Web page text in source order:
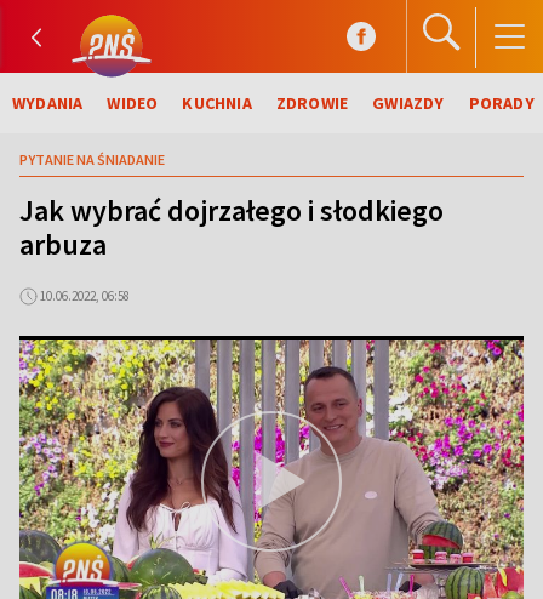
WYDANIA WIDEO KUCHNIA ZDROWIE GWIAZDY PORADY
PYTANIE NA ŚNIADANIE
Jak wybrać dojrzałego i słodkiego
arbuza
10.06.2022, 06:58